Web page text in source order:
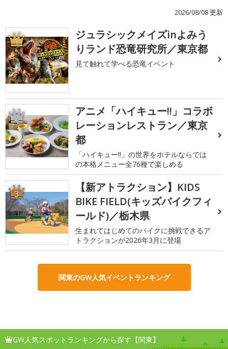
2026/08/08 更新
1
ジュラシックメイズinよみう
りランド恐竜研究所／東京都
見て触れて学べる恐竜イベント
2
アニメ「ハイキュー!!」コラボ
レーションレストラン／東京
都
「ハイキュー!!」の世界をホテルならでは
の本格メニュー全76種で楽しめる
3
【新アトラクション】KIDS
BIKE FIELD(キッズバイクフィ
ールド)／栃木県
生まれてはじめてのバイクに挑戦できるア
トラクションが2026年3月に登場
関東のGW人気イベントランキング
GW人気スポットランキングから探す【関東】